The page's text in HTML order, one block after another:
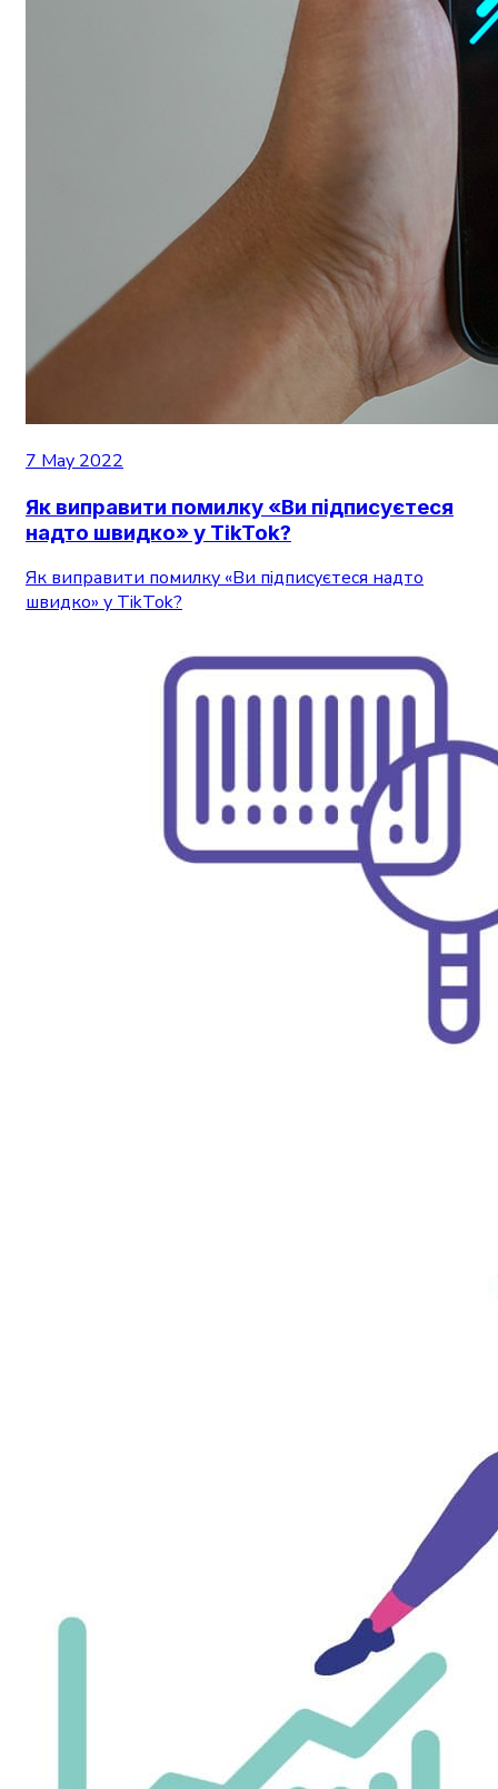
7 May 2022
Як виправити помилку «Ви підписуєтеся
надто швидко» у TikTok?
Як виправити помилку «Ви підписуєтеся надто
швидко» у TikTok?